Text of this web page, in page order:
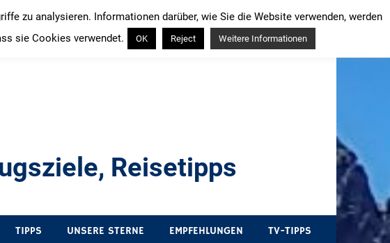
Reisetipps
TIPPS UNSERE STERNE EMPFEHLUNGEN TV-TIPPS
zu analysieren. Informationen darüber, wie Sie die Website verwenden, werden
sie Cookies verwendet.
OK Reject Weitere Informationen